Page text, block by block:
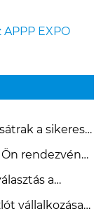
EXPO
a sikeres
rendezvény-
a
vállalkozása